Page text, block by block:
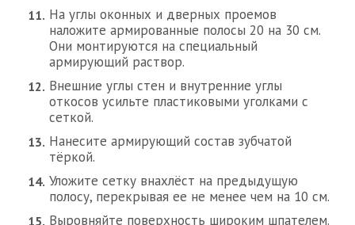
На углы оконных и дверных проемов
наложите армированные полосы 20 на 30 см.
Они монтируются на специальный
армирующий раствор.
Внешние углы стен и внутренние углы
откосов усильте пластиковыми уголками с
сеткой.
Нанесите армирующий состав зубчатой
тёркой.
Уложите сетку внахлёст на предыдущую
полосу, перекрывая ее не менее чем на 10 см.
Выровняйте поверхность широким шпателем.